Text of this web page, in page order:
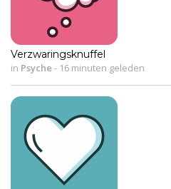
Verzwaringsknuffel
in Psyche - 16 minuten geleden